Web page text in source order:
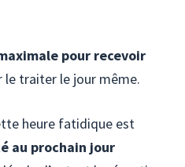
pour recevoir
le traiter le jour même.
heure fatidique est
au prochain jour